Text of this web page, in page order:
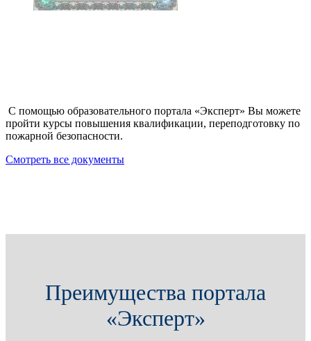
С помощью образовательного портала «Эксперт» Вы можете
пройти курсы повышения квалификации, переподготовку по
пожарной безопасности.
Смотреть все документы
Преимущества портала
«Эксперт»